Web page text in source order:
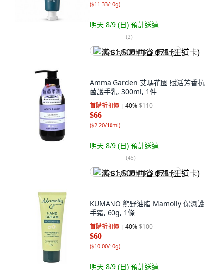
($11.33/10g)
明天 8/9 (日) 預計送達
(2)
满 $1,500 再省 $75 (王道卡)
Amma Garden 艾瑪花園 賦活芳香抗
菌護手乳, 300ml, 1件
首購折扣價 40%$110
$66
($2.20/10ml)
明天 8/9 (日) 預計送達
(45)
满 $1,500 再省 $75 (王道卡)
KUMANO 熊野油脂 Mamolly 保濕護
手霜, 60g, 1條
首購折扣價 40%$100
$60
($10.00/10g)
明天 8/9 (日) 預計送達